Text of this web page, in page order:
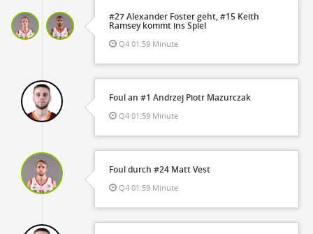
#27 Alexander Foster geht, #15 Keith
Ramsey kommt ins Spiel
Q4 01:59 Minute
Foul an #1 Andrzej Piotr Mazurczak
Q4 01:59 Minute
Foul durch #24 Matt Vest
Q4 01:59 Minute